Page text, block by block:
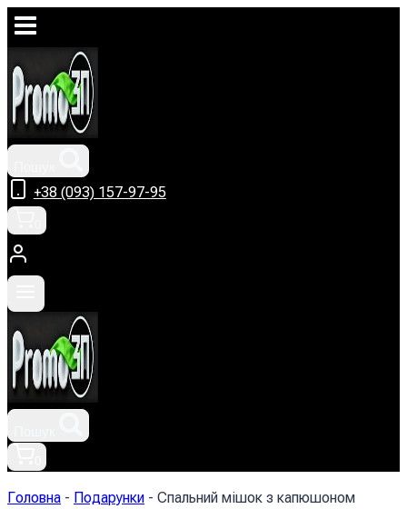
Перейти
до
вмісту
+38 (093) 157-97-95
Головна - Подарунки - Спальний мішок з капюшоном